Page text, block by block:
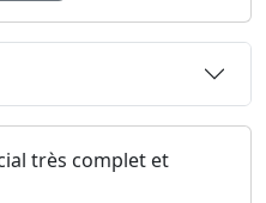
très complet et